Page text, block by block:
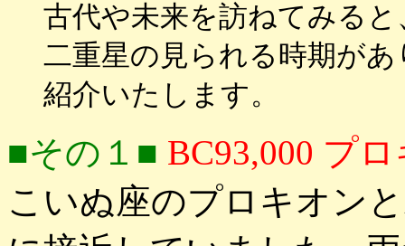
古代や未来を訪ねてみる
二重星の見られる時期が
紹介いたします。
■その１■ BC93,000 プ
こいぬ座のプロキオン